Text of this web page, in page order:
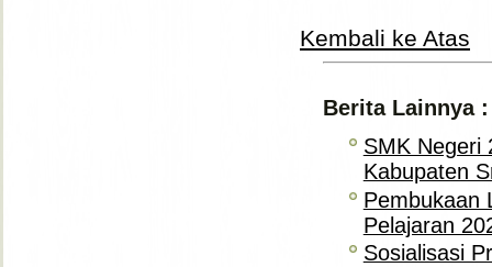
Kembali ke Atas
Berita Lainnya :
SMK Negeri
Kabupaten
Pembukaan
Pelajaran
Sosialisasi